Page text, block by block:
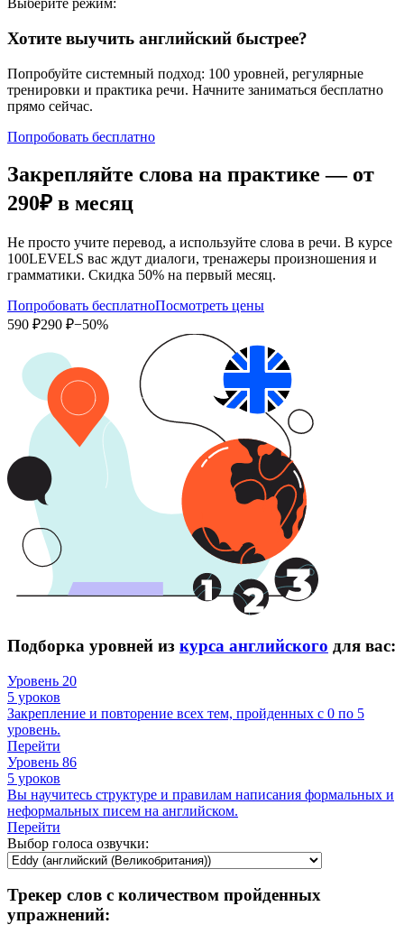
Выберите режим:
Хотите выучить английский быстрее?
Попробуйте системный подход: 100 уровней, регулярные
тренировки и практика речи. Начните заниматься бесплатно
прямо сейчас.
Попробовать бесплатно
Закрепляйте слова на практике — от
290₽ в месяц
Не просто учите перевод, а используйте слова в речи. В курсе
100LEVELS вас ждут диалоги, тренажеры произношения и
грамматики. Скидка 50% на первый месяц.
Попробовать бесплатноПосмотреть цены
590 ₽290 ₽−50%
Подборка уровней из курса английского для вас:
Уровень 20
5 уроков
Закрепление и повторение всех тем, пройденных с 0 по 5
уровень.
Перейти
Уровень 86
5 уроков
Вы научитесь структуре и правилам написания формальных и
неформальных писем на английском.
Перейти
Выбор голоса озвучки:
Трекер слов с количеством пройденных
упражнений: